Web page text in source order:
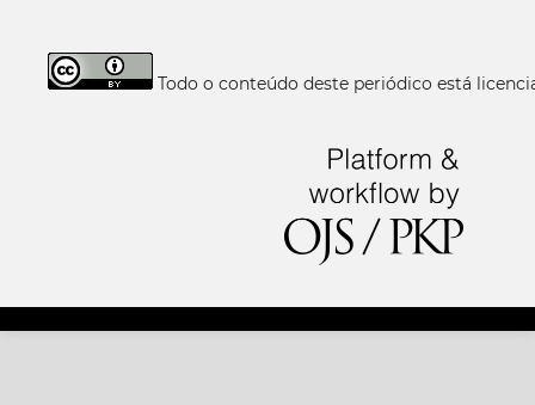
Todo o conteúdo deste periódico está